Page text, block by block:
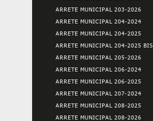
ARRETE MUNICIPAL 203-2026
ARRETE MUNICIPAL 204-2024
ARRETE MUNICIPAL 204-2025
ARRETE MUNICIPAL 204-2025 BIS
ARRETE MUNICIPAL 205-2026
ARRETE MUNICIPAL 206-2024
ARRETE MUNICIPAL 206-2025
ARRETE MUNICIPAL 207-2024
ARRETE MUNICIPAL 208-2025
ARRETE MUNICIPAL 208-2026